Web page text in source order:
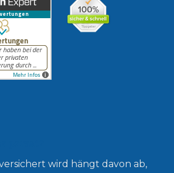
wird hängt davon ab,